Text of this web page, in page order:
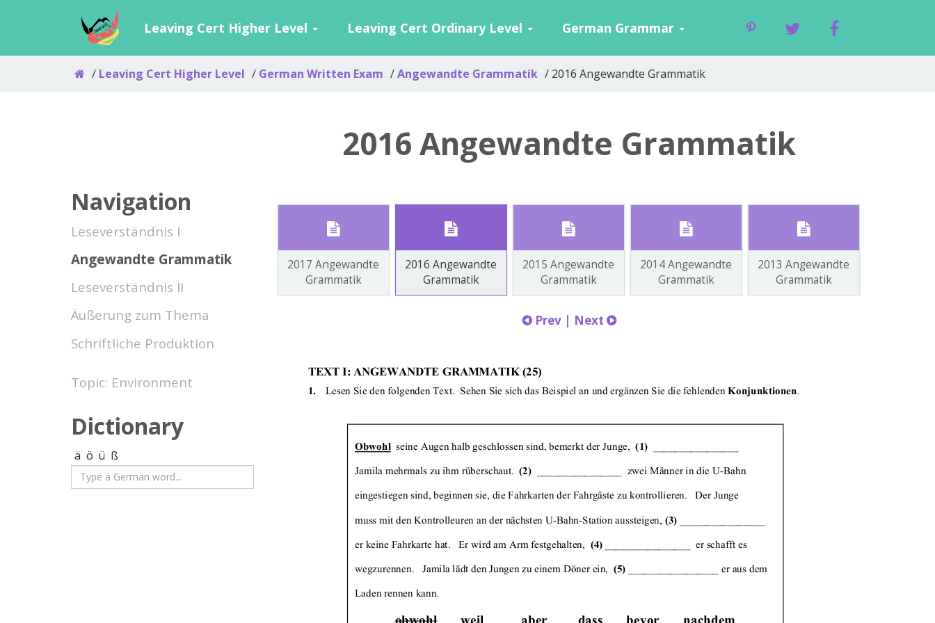
Leaving Cert Higher Level Leaving Cert Ordinary Level German Grammar
Leaving Cert Higher Level German Written Exam Angewandte Grammatik 2016 Angewandte Grammatik
2016 Angewandte Grammatik
Navigation
Leseverständnis I
Angewandte Grammatik
Leseverständnis II
Äußerung zum Thema
Schriftliche Produktion
Topic: Environment
Dictionary
ä ö ü ß
2017 Angewandte
Grammatik
2016 Angewandte
Grammatik
2015 Angewandte
Grammatik
2014 Angewandte
Grammatik
2013 Angewandte
Grammatik
Prev | Next